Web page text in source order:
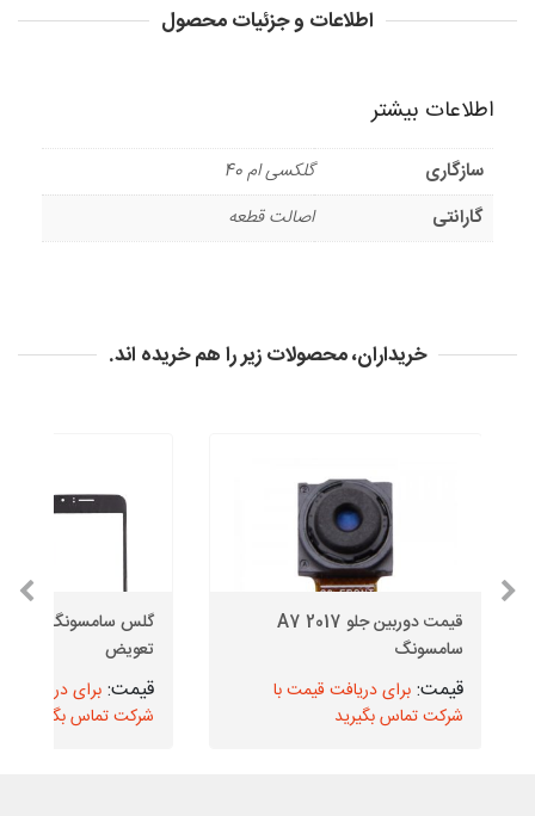
اطلاعات و جزئیات محصول
اطلاعات بیشتر
سازگاری
گلکسی ام 40
گارانتی
اصالت قطعه
خریداران، محصولات زیر را هم خریده اند.
قیمت دوربین جلو A7 2017
سامسونگ
برای دریافت قیمت با
شرکت تماس بگیرید
تعویض
برای دریافت
شرکت تماس بگیرید